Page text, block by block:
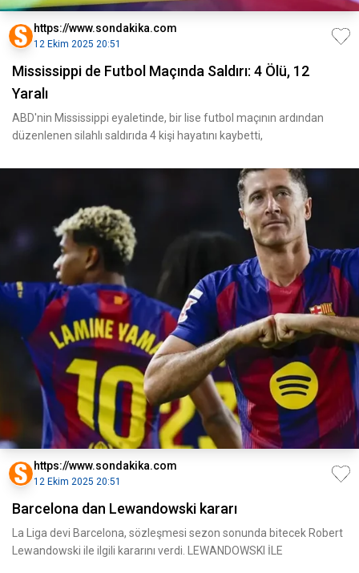
https://www.sondakika.com
12 Ekim 2025 20:51
Mississippi de Futbol Maçında Saldırı: 4 Ölü, 12
Yaralı
ABD'nin Mississippi eyaletinde, bir lise futbol maçının ardından
düzenlenen silahlı saldırıda 4 kişi hayatını kaybetti,
https://www.sondakika.com
12 Ekim 2025 20:51
Barcelona dan Lewandowski kararı
La Liga devi Barcelona, sözleşmesi sezon sonunda bitecek Robert
Lewandowski ile ilgili kararını verdi. LEWANDOWSKI İLE